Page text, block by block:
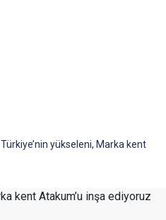
Türkiye’nin yükseleni, Marka kent